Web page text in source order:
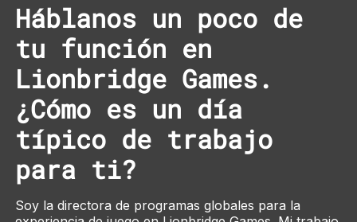
Háblanos un poco de
tu función en
Lionbridge Games.
¿Cómo es un día
típico de trabajo
para ti?
Soy la directora de programas globales para la